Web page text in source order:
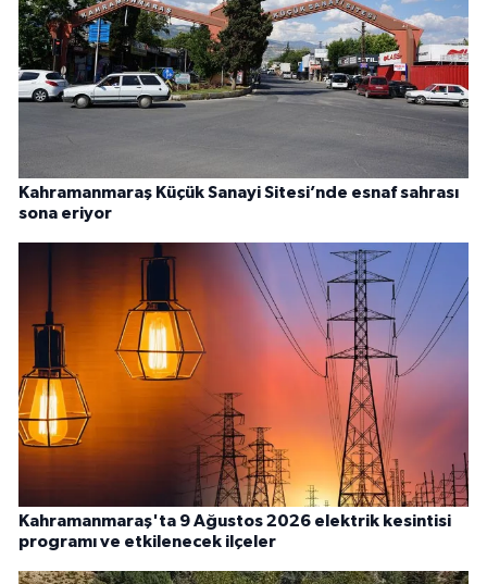
Kahramanmaraş Küçük Sanayi Sitesi’nde esnaf sahrası
sona eriyor
Kahramanmaraş'ta 9 Ağustos 2026 elektrik kesintisi
programı ve etkilenecek ilçeler